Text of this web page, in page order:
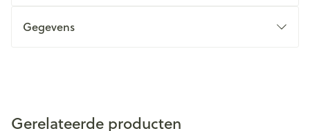
Gegevens
Gerelateerde producten